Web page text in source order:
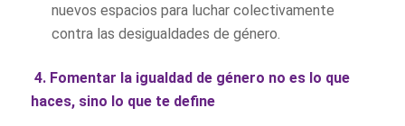
nuevos espacios para luchar colectivamente
contra las desigualdades de género.
4. Fomentar la igualdad de género no es lo que
haces, sino lo que te define